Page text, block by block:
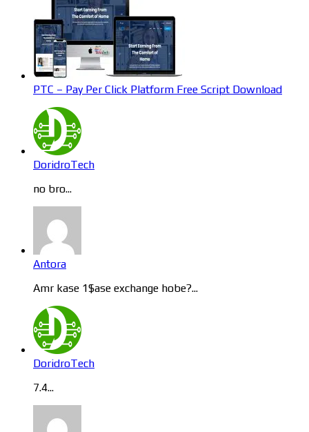
PTC – Pay Per Click Platform Free Script Download
DoridroTech
no bro...
Antora
Amr kase 1$ase exchange hobe?...
DoridroTech
7.4...